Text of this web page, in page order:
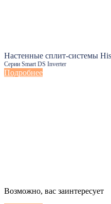
Настенные сплит-системы
Серии Smart DS Inverter
Подробнее
Настенные сплит-системы
Возможно, вас заинтересует